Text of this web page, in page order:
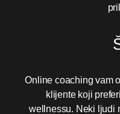
Online coaching vam
klijente koji
wellnessu. Neki ljudi